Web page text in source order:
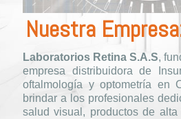
Nuestra
Laboratorios Retina S.A.S,
empresa distribuidora de
oftalmología y optometría en
brindar a los profesionales
salud visual, productos de